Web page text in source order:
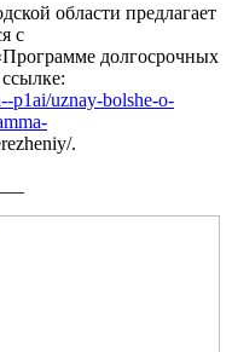
области предлагает
с
долгосрочных
p1ai/uznay-bolshe-o-
.